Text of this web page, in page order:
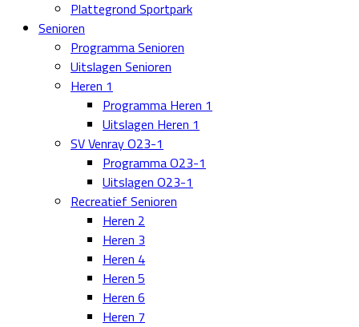
Plattegrond Sportpark
Senioren
Programma Senioren
Uitslagen Senioren
Heren 1
Programma Heren 1
Uitslagen Heren 1
SV Venray O23-1
Programma O23-1
Uitslagen O23-1
Recreatief Senioren
Heren 2
Heren 3
Heren 4
Heren 5
Heren 6
Heren 7